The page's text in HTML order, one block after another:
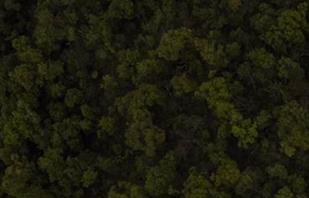
0748.884.543
Termeni și condiții
ANPC
Home Despre noi Produse
Contact
Termeni și condiții
S.C. Atelierul de istorie SRL
J12/419/2016